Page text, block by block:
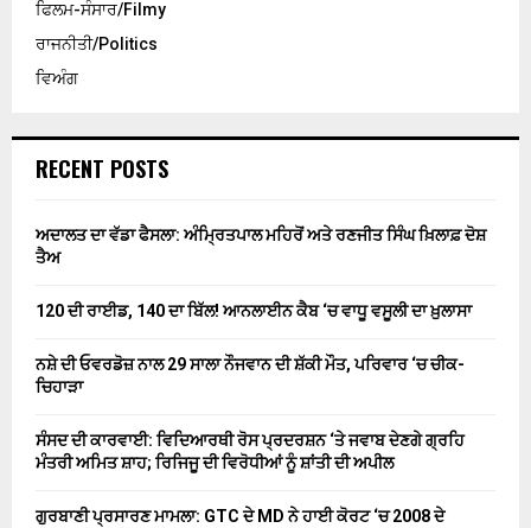
ਫਿਲਮ-ਸੰਸਾਰ/Filmy
ਰਾਜਨੀਤੀ/Politics
ਵਿਅੰਗ
RECENT POSTS
ਅਦਾਲਤ ਦਾ ਵੱਡਾ ਫੈਸਲਾ: ਅੰਮ੍ਰਿਤਪਾਲ ਮਹਿਰੋਂ ਅਤੇ ਰਣਜੀਤ ਸਿੰਘ ਖ਼ਿਲਾਫ਼ ਦੋਸ਼
ਤੈਅ
120 ਦੀ ਰਾਈਡ, 140 ਦਾ ਬਿੱਲ! ਆਨਲਾਈਨ ਕੈਬ ‘ਚ ਵਾਧੂ ਵਸੂਲੀ ਦਾ ਖ਼ੁਲਾਸਾ
ਨਸ਼ੇ ਦੀ ਓਵਰਡੋਜ਼ ਨਾਲ 29 ਸਾਲਾ ਨੌਜਵਾਨ ਦੀ ਸ਼ੱਕੀ ਮੌਤ, ਪਰਿਵਾਰ ‘ਚ ਚੀਕ-
ਚਿਹਾੜਾ
ਸੰਸਦ ਦੀ ਕਾਰਵਾਈ: ਵਿਦਿਆਰਥੀ ਰੋਸ ਪ੍ਰਦਰਸ਼ਨ ‘ਤੇ ਜਵਾਬ ਦੇਣਗੇ ਗ੍ਰਹਿ
ਮੰਤਰੀ ਅਮਿਤ ਸ਼ਾਹ; ਰਿਜਿਜੂ ਦੀ ਵਿਰੋਧੀਆਂ ਨੂੰ ਸ਼ਾਂਤੀ ਦੀ ਅਪੀਲ
ਗੁਰਬਾਣੀ ਪ੍ਰਸਾਰਣ ਮਾਮਲਾ: GTC ਦੇ MD ਨੇ ਹਾਈ ਕੋਰਟ ‘ਚ 2008 ਦੇ